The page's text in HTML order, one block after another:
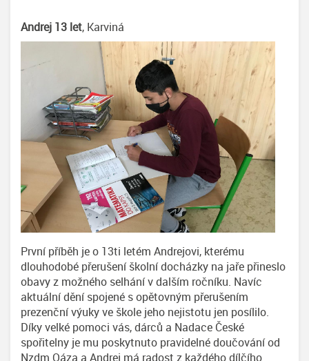
Andrej 13 let, Karviná
První příběh je o 13ti letém Andrejovi, kterému
dlouhodobé přerušení školní docházky na jaře přineslo
obavy z možného selhání v dalším ročníku. Navíc
aktuální dění spojené s opětovným přerušením
prezenční výuky ve škole jeho nejistotu jen posílilo.
Díky velké pomoci vás, dárců a Nadace České
spořitelny je mu poskytnuto pravidelné doučování od
Nzdm Oáza a Andrej má radost z každého dílčího